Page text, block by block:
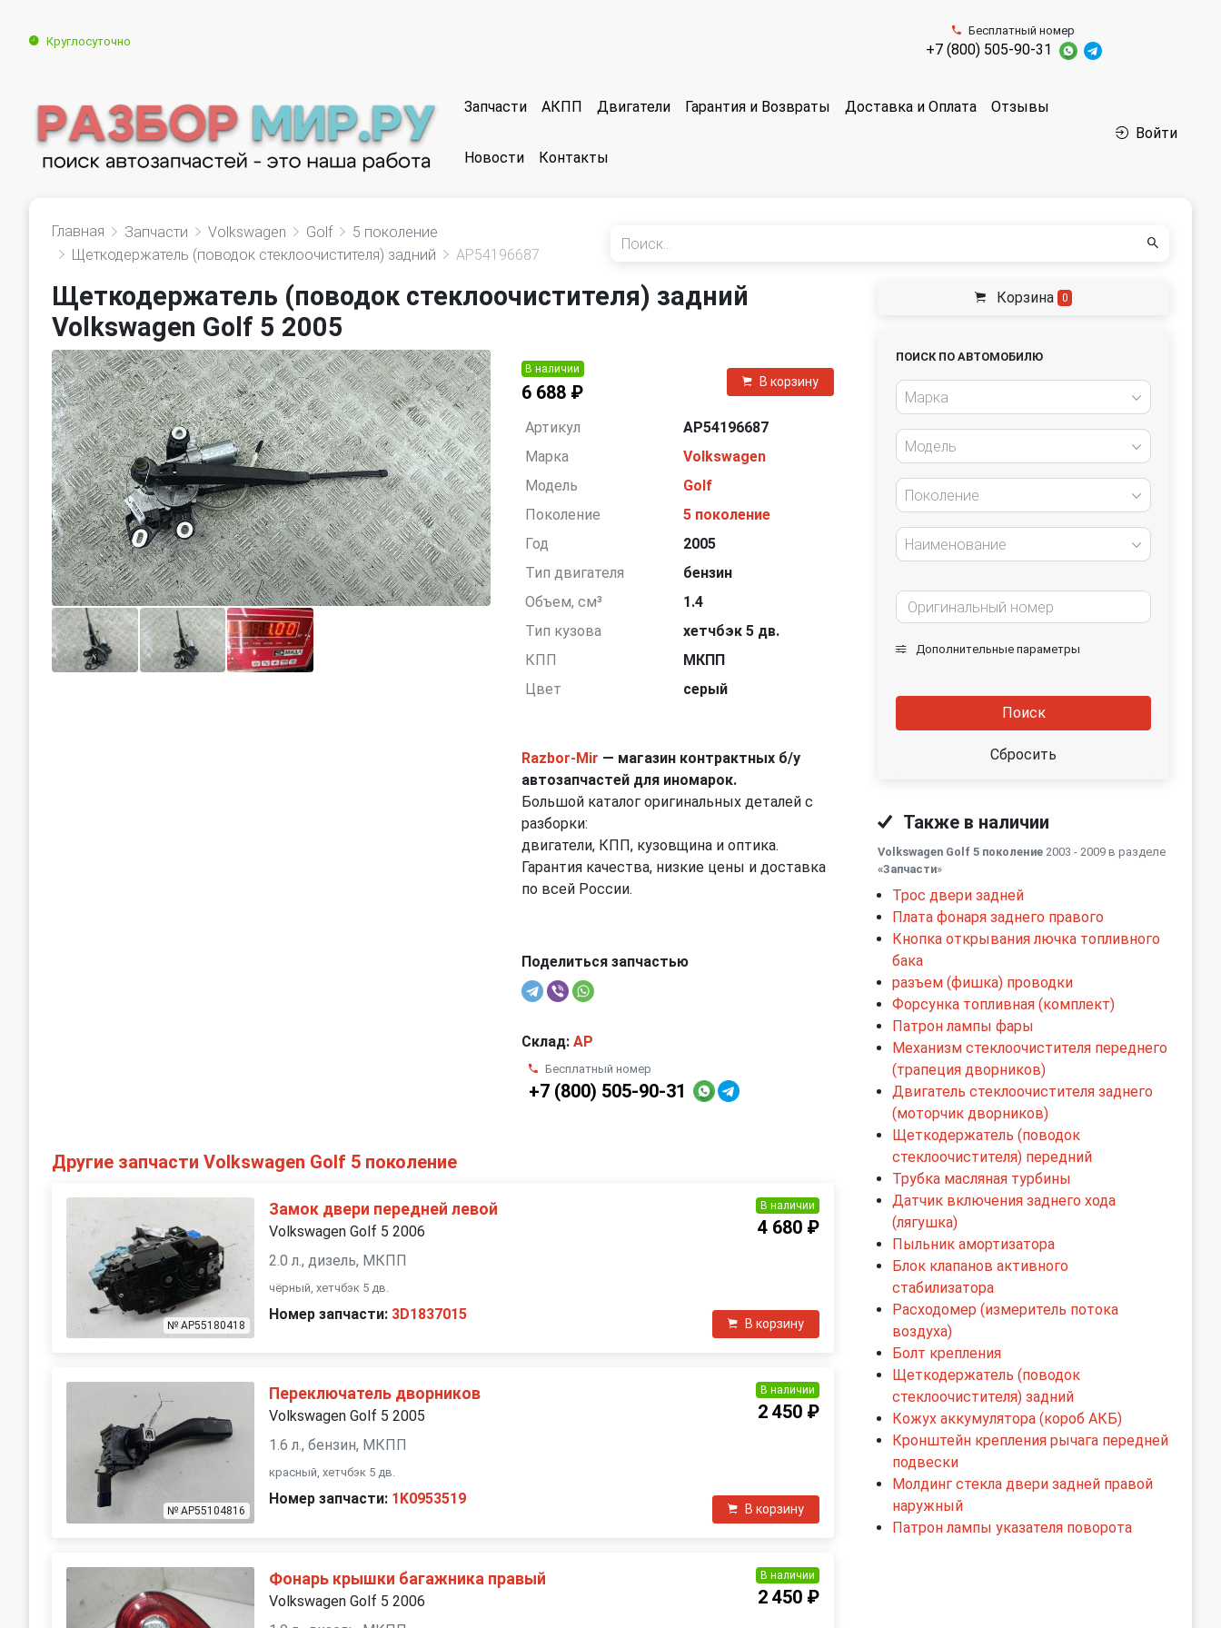
Круглосуточно
Бесплатный номер
+7 (800) 505-90-31
Запчасти АКПП Двигатели Гарантия и Возвраты Доставка и Оплата Отзывы
Новости Контакты
Войти
Главная Запчасти Volkswagen Golf
5 поколение
Щеткодержатель (поводок стеклоочистителя) задний
AP54196687
Щеткодержатель (поводок стеклоочистителя) задний
Volkswagen Golf 5 2005
В наличии
6 688 ₽
В корзину
Артикул
AP54196687
Марка
Volkswagen
Модель
Golf
Поколение
5 поколение
Год
2005
Тип двигателя
бензин
Объем, см³
1.4
Тип кузова
хетчбэк 5 дв.
КПП
МКПП
Цвет
серый
Razbor-Mir — магазин контрактных б/у
автозапчастей для иномарок.
Большой каталог оригинальных деталей с
разборки:
двигатели, КПП, кузовщина и оптика.
Гарантия качества, низкие цены и доставка
по всей России.
Поделиться запчастью
Склад: AP
Бесплатный номер
+7 (800) 505-90-31
Другие запчасти Volkswagen Golf 5 поколение
№ AP55180418
Замок двери передней левой
Volkswagen Golf 5 2006
2.0 л., дизель, МКПП
чёрный, хетчбэк 5 дв.
Номер запчасти: 3D1837015
В наличии
4 680 ₽
В корзину
№ AP55104816
Переключатель дворников
Volkswagen Golf 5 2005
1.6 л., бензин, МКПП
красный, хетчбэк 5 дв.
Номер запчасти: 1K0953519
В наличии
2 450 ₽
В корзину
Фонарь крышки багажника правый
Volkswagen Golf 5 2006
В наличии
2 450 ₽
Корзина 0
ПОИСК ПО АВТОМОБИЛЮ
Марка
Модель
Поколение
Наименование
Дополнительные параметры
Поиск
Сбросить
Также в наличии
Volkswagen Golf 5 поколение 2003 - 2009 в разделе
«Запчасти»
Трос двери задней
Плата фонаря заднего правого
Кнопка открывания лючка топливного
бака
разъем (фишка) проводки
Форсунка топливная (комплект)
Патрон лампы фары
Механизм стеклоочистителя переднего
(трапеция дворников)
Двигатель стеклоочистителя заднего
(моторчик дворников)
Щеткодержатель (поводок
стеклоочистителя) передний
Трубка масляная турбины
Датчик включения заднего хода
(лягушка)
Пыльник амортизатора
Блок клапанов активного
стабилизатора
Расходомер (измеритель потока
воздуха)
Болт крепления
Щеткодержатель (поводок
стеклоочистителя) задний
Кожух аккумулятора (короб АКБ)
Кронштейн крепления рычага передней
подвески
Молдинг стекла двери задней правой
наружный
Патрон лампы указателя поворота